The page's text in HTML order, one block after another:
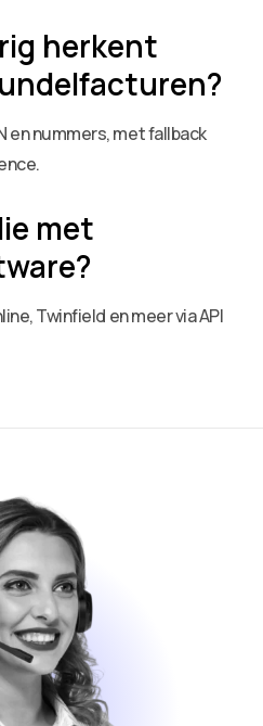
herkent
en nummers, met fallback
met
Twinfield en meer via API